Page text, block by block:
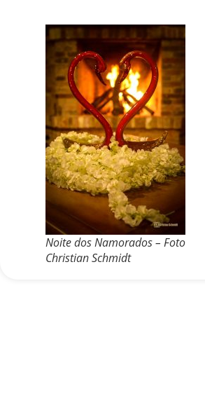
Noite dos Namorados – Foto
Christian Schmidt